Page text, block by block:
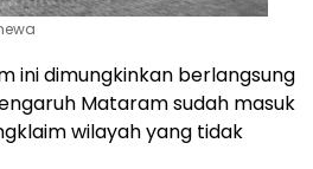
ini dimungkinkan berlangsung
Mataram sudah masuk
wilayah yang tidak